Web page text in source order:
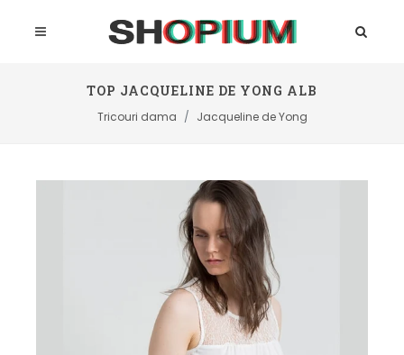
TOP JACQUELINE DE YONG ALB
Tricouri dama Jacqueline de Yong